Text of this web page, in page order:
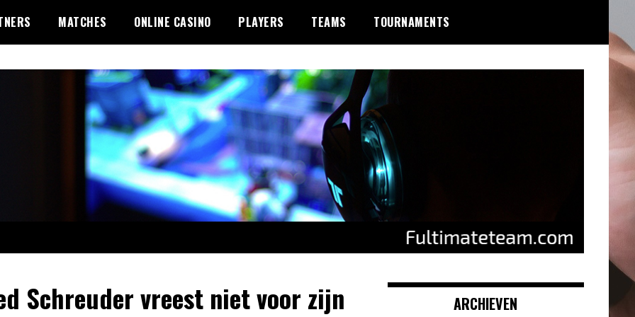
MATCHES ONLINE CASINO PLAYERS TEAMS TOURNAMENTS
Schreuder vreest niet voor zijn
ARCHIEVEN